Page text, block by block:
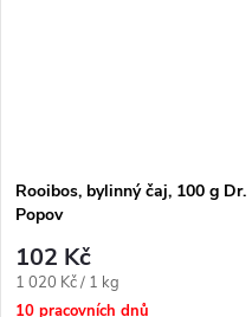
Rooibos, bylinný čaj, 100 g Dr.
Popov
102 Kč
Měrná
cena:
1 020 Kč / 1 kg
10 pracovních dnů